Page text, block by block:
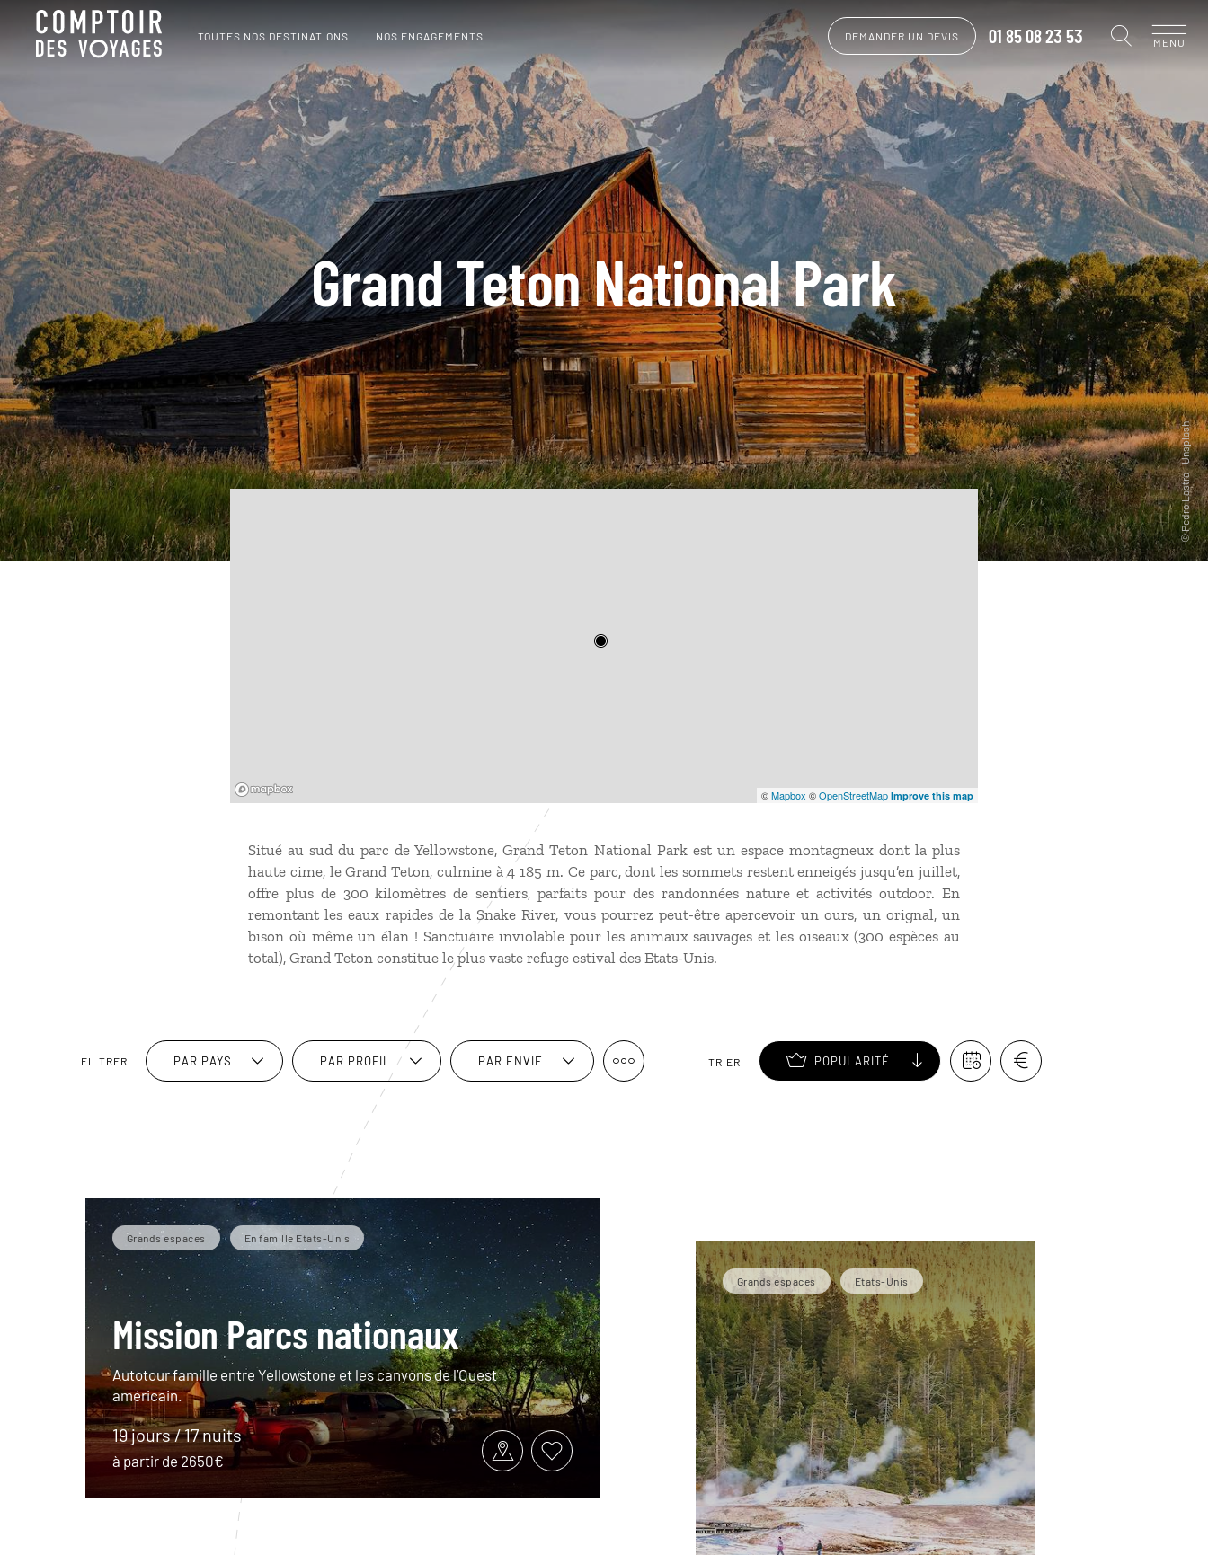
TOUTES NOS DESTINATIONS NOS ENGAGEMENTS DEMANDER UN DEVIS 01 85 08 23 53 MENU
Grand Teton National Park
©Mapbox ©OpenStreetMap Improve this map
Situé au sud du parc de Yellowstone, Grand Teton National Park est un espace montagneux dont la plus
haute cime, le Grand Teton, culmine à 4 185 m. Ce parc, dont les sommets restent enneigés jusqu’en juillet,
offre plus de 300 kilomètres de sentiers, parfaits pour des randonnées nature et activités outdoor. En
remontant les eaux rapides de la Snake River, vous pourrez peut-être apercevoir un ours, un orignal, un
bison où même un élan ! Sanctuaire inviolable pour les animaux sauvages et les oiseaux (300 espèces au
total), Grand Teton constitue le plus vaste refuge estival des Etats-Unis.
FILTRER PAR PAYS PAR PROFIL PAR ENVIE TRIER POPULARITÉ
Grands espaces En famille Etats-Unis
Mission Parcs nationaux
Autotour famille entre Yellowstone et les canyons de l’Ouest
américain.
19 jours / 17 nuits
à partir de 2650€
Grands espaces Etats-Unis